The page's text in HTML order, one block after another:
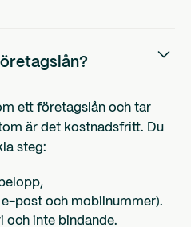
ett företagslån och tar
är det kostnadsfritt. Du
steg:
post och mobilnummer).
och inte bindande.